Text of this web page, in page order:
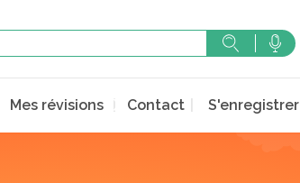
Mes révisions Contact S'enregistrer